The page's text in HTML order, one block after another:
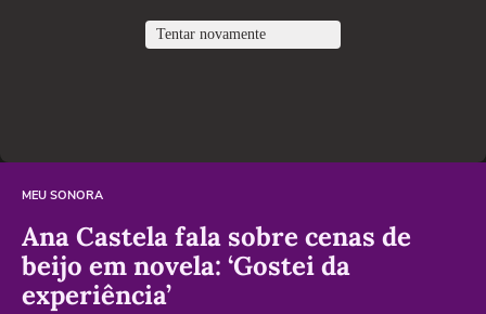
MEU SONORA
Ana Castela fala sobre cenas de
beijo em novela: ‘Gostei da
experiência’